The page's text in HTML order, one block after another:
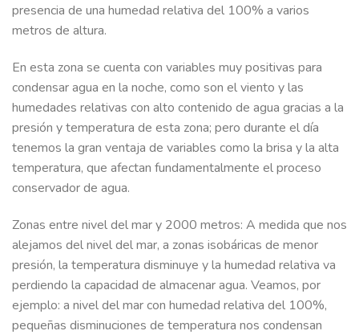
presencia de una humedad relativa del 100% a varios
metros de altura.
En esta zona se cuenta con variables muy positivas para
condensar agua en la noche, como son el viento y las
humedades relativas con alto contenido de agua gracias a la
presión y temperatura de esta zona; pero durante el día
tenemos la gran ventaja de variables como la brisa y la alta
temperatura, que afectan fundamentalmente el proceso
conservador de agua.
Zonas entre nivel del mar y 2000 metros: A medida que nos
alejamos del nivel del mar, a zonas isobáricas de menor
presión, la temperatura disminuye y la humedad relativa va
perdiendo la capacidad de almacenar agua. Veamos, por
ejemplo: a nivel del mar con humedad relativa del 100%,
pequeñas disminuciones de temperatura nos condensan